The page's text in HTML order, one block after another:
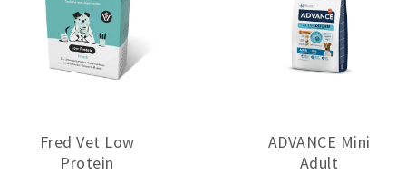
Fred Vet Low
Protein
ADVANCE Mini
Adult